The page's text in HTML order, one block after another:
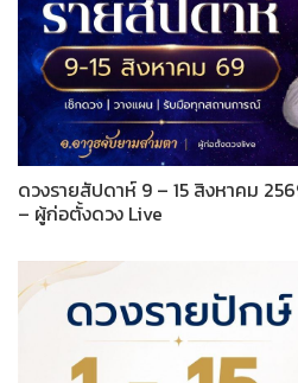
ดวงรายสัปดาห์ 9 – 15 สิงหาคม
– ผู้ก่อตั้งดวง Live